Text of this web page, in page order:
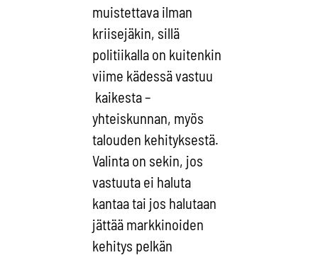
muistettava ilman
kriisejäkin, sillä
politiikalla on kuitenkin
viime kädessä vastuu
kaikesta –
yhteiskunnan, myös
talouden kehityksestä.
Valinta on sekin, jos
vastuuta ei haluta
kantaa tai jos halutaan
jättää markkinoiden
kehitys pelkän